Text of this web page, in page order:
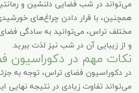
می‌تواند در شب فضایی دلنشین و
همچنین، با قرار دادن چراغ‌های
مختلف تراس، می‌توانید به سادگی
و از زیبایی آن در شب نیز لذت ببرید.
نکات مهم در دکوراسیون
در دکوراسیون فضای تراس، توجه به
می‌تواند تفاوت زیادی در نتیجه نهایی